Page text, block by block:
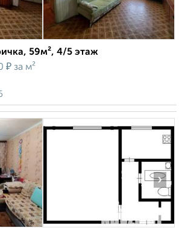
59м², 4/5 этаж
₽ за м²
›